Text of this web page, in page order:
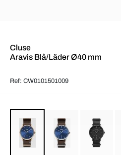
Cluse
Aravis Blå/Läder Ø40 mm
Ref: CW0101501009